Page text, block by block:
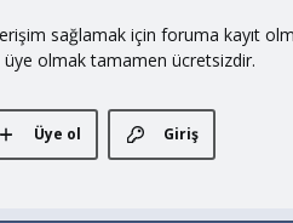
sağlamak için foruma kayıt
üye olmak tamamen ücretsizdir.
Giriş
Üye ol